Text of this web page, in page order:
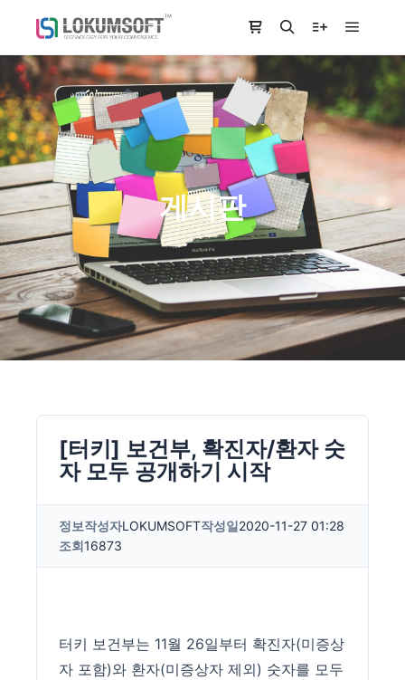
게시판
[터키] 보건부, 확진자/환자 숫
자 모두 공개하기 시작
정보작성자LOKUMSOFT작성일2020-11-27 01:28
조회16873
터키 보건부는 11월 26일부터 확진자(미증상
자 포함)와 환자(미증상자 제외) 숫자를 모두